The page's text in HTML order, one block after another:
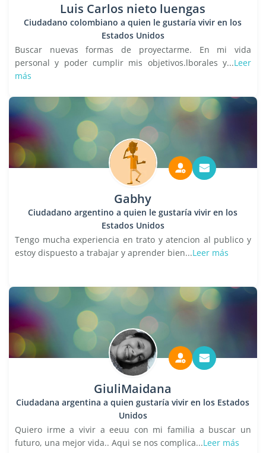
Luis Carlos nieto luengas
Ciudadano colombiano a quien le gustaría vivir en los
Estados Unidos
Buscar nuevas formas de proyectarme. En mi vida
personal y poder cumplir mis objetivos.lborales y...Leer
más
Gabhy
Ciudadano argentino a quien le gustaría vivir en los
Estados Unidos
Tengo mucha experiencia en trato y atencion al publico y
estoy dispuesto a trabajar y aprender bien...Leer más
GiuliMaidana
Ciudadana argentina a quien gustaría vivir en los Estados
Unidos
Quiero irme a vivir a eeuu con mi familia a buscar un
futuro, una mejor vida.. Aqui se nos complica...Leer más